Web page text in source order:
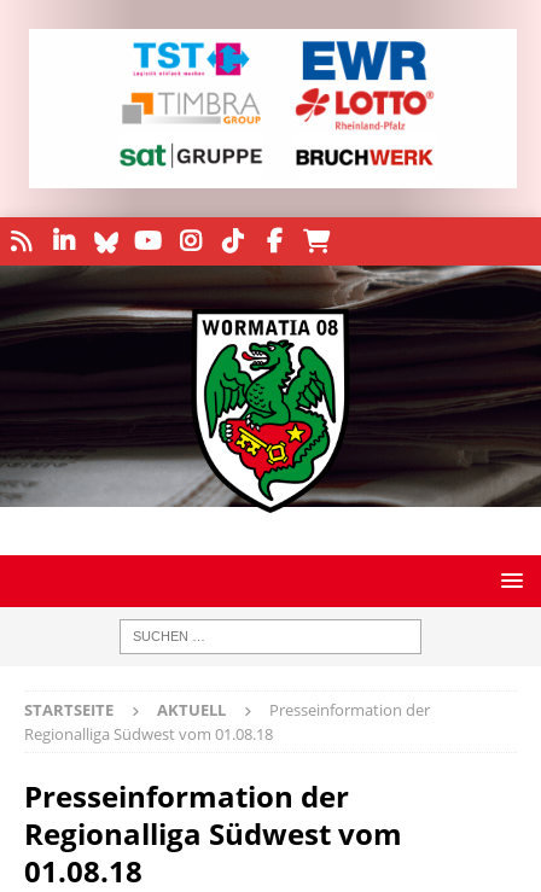
STARTSEITE AKTUELL
Presseinformation der
Regionalliga Südwest vom 01.08.18
Presseinformation der
Regionalliga Südwest vom
01.08.18